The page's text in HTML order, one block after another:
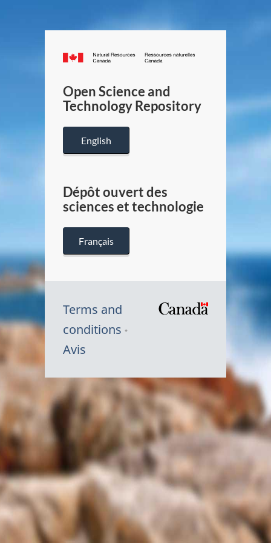
Canada.ca
/
Canada
Open Science and
Technology Repository
English
Dépôt ouvert des
sciences et technologie
Français
Terms and
conditions
Avis
Symbole
du
Canada